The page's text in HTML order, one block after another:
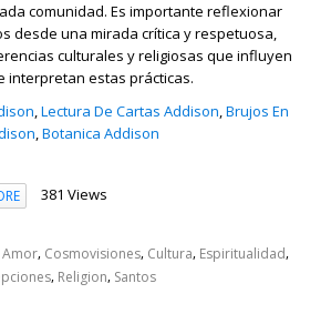
comunidad. Es importante reflexionar
desde una mirada crítica y respetuosa,
culturales y religiosas que influyen
interpretan estas prácticas.
,Lectura De Cartas Addison,Brujos En
,Botanica Addison
381 Views
Amor, Cosmovisiones, Cultura, Espiritualidad,
, Religion, Santos